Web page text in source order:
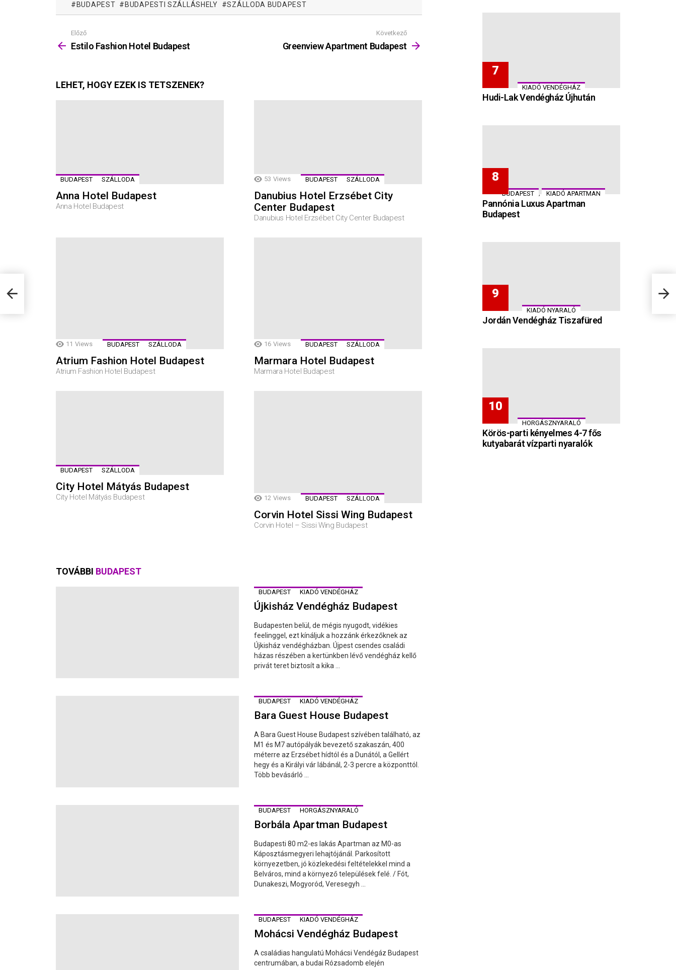
BUDAPEST BUDAPESTI SZÁLLÁSHELY SZÁLLODA BUDAPEST
Mutass
többet
Előző
Estilo Fashion Hotel Budapest
Következő
Greenview Apartment Budapest
LEHET, HOGY EZEK IS TETSZENEK?
BUDAPEST SZÁLLODA
Anna Hotel Budapest
Anna Hotel Budapest
53 Views BUDAPEST SZÁLLODA
Danubius Hotel Erzsébet City
Center Budapest
Danubius Hotel Erzsébet City Center Budapest
11 Views BUDAPEST SZÁLLODA
Atrium Fashion Hotel Budapest
Atrium Fashion Hotel Budapest
16 Views BUDAPEST SZÁLLODA
Marmara Hotel Budapest
Marmara Hotel Budapest
BUDAPEST SZÁLLODA
City Hotel Mátyás Budapest
City Hotel Mátyás Budapest 12 Views BUDAPEST SZÁLLODA
Corvin Hotel Sissi Wing Budapest
Corvin Hotel – Sissi Wing Budapest
TOVÁBBI BUDAPEST
BUDAPEST KIADÓ VENDÉGHÁZ
Újkisház Vendégház Budapest
Budapesten belül, de mégis nyugodt, vidékies
feelinggel, ezt kínáljuk a hozzánk érkezőknek az
Újkisház vendégházban. Újpest csendes családi
házas részében a kertünkben lévő vendégház kellő
privát teret biztosít a kika ...
BUDAPEST KIADÓ VENDÉGHÁZ
Bara Guest House Budapest
A Bara Guest House Budapest szívében található, az
M1 és M7 autópályák bevezető szakaszán, 400
méterre az Erzsébet hídtól és a Dunától, a Gellért
hegy és a Királyi vár lábánál, 2-3 percre a központtól.
Több bevásárló ...
BUDAPEST HORGÁSZNYARALÓ
Borbála Apartman Budapest
Budapesti 80 m2-es lakás Apartman az M0-as
Káposztásmegyeri lehajtójánál. Parkosított
környezetben, jó közlekedési feltételekkel mind a
Belváros, mind a környező települések felé. / Fót,
Dunakeszi, Mogyoród, Veresegyh ...
BUDAPEST KIADÓ VENDÉGHÁZ
Mohácsi Vendégház Budapest
A családias hangulatú Mohácsi Vendégáz Budapest
centrumában, a budai Rózsadomb elején
KIADÓ VENDÉGHÁZ
Hudi-Lak Vendégház Újhután
BUDAPEST , KIADÓ APARTMAN
Pannónia Luxus Apartman
Budapest
KIADÓ NYARALÓ
Jordán Vendégház Tiszafüred
HORGÁSZNYARALÓ
Körös-parti kényelmes 4-7 fős
kutyabarát vízparti nyaralók